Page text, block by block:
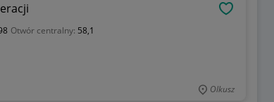
Otwór centralny: 58,1
Olkusz